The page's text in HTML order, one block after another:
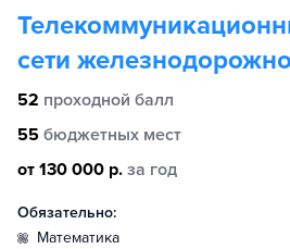
сети
52 проходной балл
55 бюджетных мест
от 130 000 р. за год
Обязательно:
математика